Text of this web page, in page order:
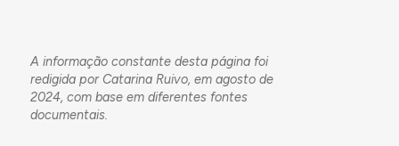
A informação constante desta página foi
redigida por Catarina Ruivo, em agosto de
2024, com base em diferentes fontes
documentais.